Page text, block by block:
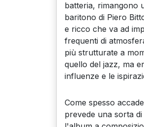
batteria, rimangono
baritono di Piero
e ricco che va ad
frequenti di
più strutturate a
quello del jazz, ma
influenze e le
Come spesso
prevede una sorta